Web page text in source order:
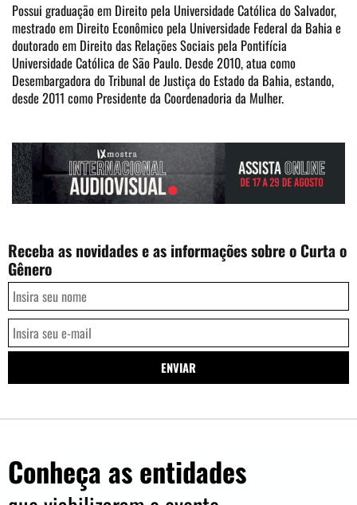
Possui graduação em Direito pela Universidade Católica do Salvador,
mestrado em Direito Econômico pela Universidade Federal da Bahia e
doutorado em Direito das Relações Sociais pela Pontifícia
Universidade Católica de São Paulo. Desde 2010, atua como
Desembargadora do Tribunal de Justiça do Estado da Bahia, estando,
desde 2011 como Presidente da Coordenadoria da Mulher.
Receba as novidades e as informações sobre o Curta o
Gênero
Conheça as entidades